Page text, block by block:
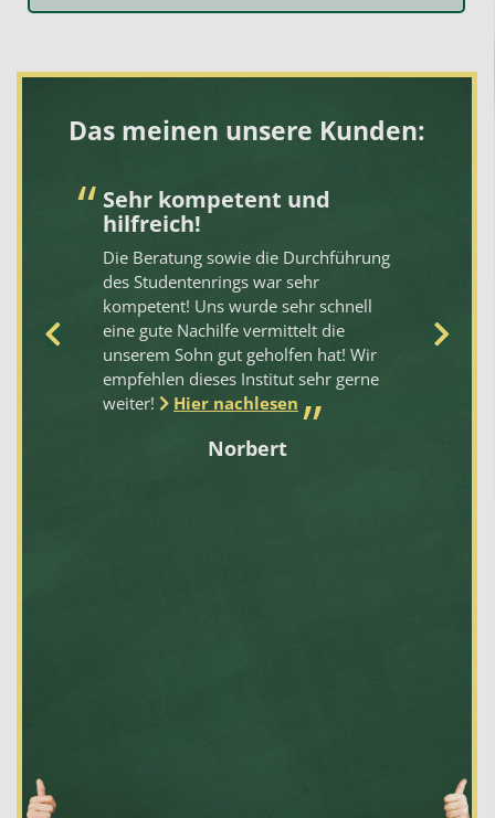
Das meinen unsere Kunden:
Sehr kompetent und
hilfreich!
Die Beratung sowie die Durchführung
des Studentenrings war sehr
kompetent! Uns wurde sehr schnell
eine gute Nachilfe vermittelt die
unserem Sohn gut geholfen hat! Wir
empfehlen dieses Institut sehr gerne
weiter!
Hier nachlesen
Norbert